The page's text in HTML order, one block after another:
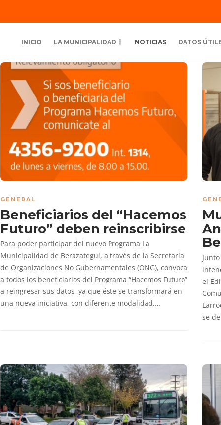
INICIO LA MUNICIPALIDAD NOTICIAS DATOS
GENERAL
Beneficiarios del “Hacemos
Futuro” deben reinscribirse
Para poder participar del nuevo Programa La
Municipalidad de Berazategui, a través de la Secretaría
de Organizaciones No Gubernamentales (ONG), convoca
a todos los beneficiarios del Programa “Hacemos Futuro”
a reingresar sus datos, ya que éste se transformará en
una nueva iniciativa, con diferente modalidad,…
el
se